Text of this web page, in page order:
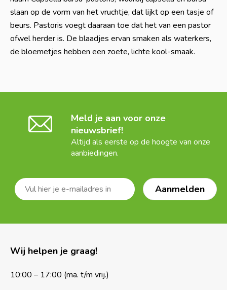
slaan op de vorm van het vruchtje, dat lijkt op een tasje of
beurs. Pastoris voegt daaraan toe dat het van een pastor
ofwel herder is. De blaadjes ervan smaken als waterkers,
de bloemetjes hebben een zoete, lichte kool-smaak.
Meld je aan voor onze
nieuwsbrief!
Altijd als eerste op de hoogte van onze
aanbiedingen.
Wij helpen je graag!
10:00 – 17:00 (ma. t/m vrij.)